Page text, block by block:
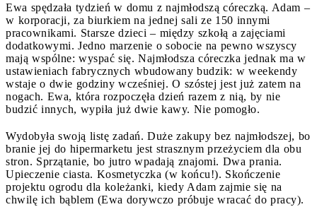
Ewa spędzała tydzień w domu z najmłodszą córeczką. Adam –
w korporacji, za biurkiem na jednej sali ze 150 innymi
pracownikami. Starsze dzieci – między szkołą a zajęciami
dodatkowymi. Jedno marzenie o sobocie na pewno wszyscy
mają wspólne: wyspać się. Najmłodsza córeczka jednak ma w
ustawieniach fabrycznych wbudowany budzik: w weekendy
wstaje o dwie godziny wcześniej. O szóstej jest już zatem na
nogach. Ewa, która rozpoczęła dzień razem z nią, by nie
budzić innych, wypiła już dwie kawy. Nie pomogło.
Wydobyła swoją listę zadań. Duże zakupy bez najmłodszej, bo
branie jej do hipermarketu jest strasznym przeżyciem dla obu
stron. Sprzątanie, bo jutro wpadają znajomi. Dwa prania.
Upieczenie ciasta. Kosmetyczka (w końcu!). Skończenie
projektu ogrodu dla koleżanki, kiedy Adam zajmie się na
chwilę ich bąblem (Ewa dorywczo próbuje wracać do pracy).